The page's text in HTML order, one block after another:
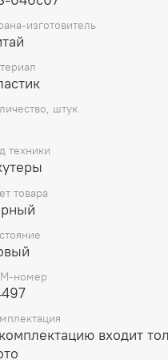
топлива.
изготовитель
штук
техники
товара
номер
входит